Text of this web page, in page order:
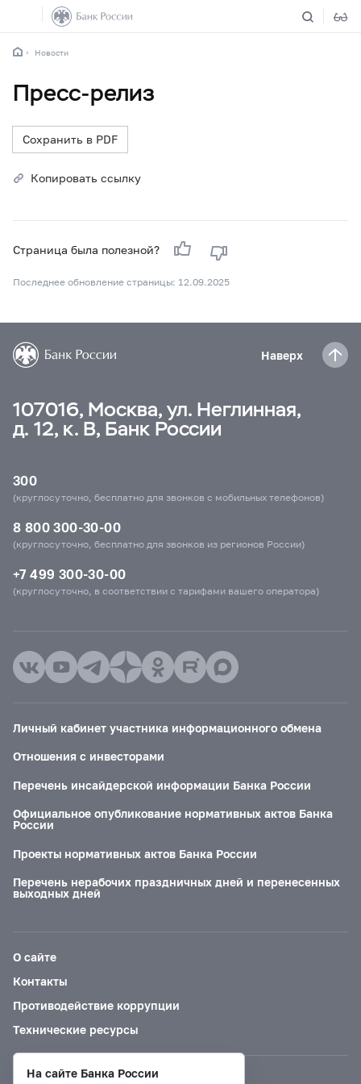
Новости
Пресс-релиз
Сохранить в PDF
Копировать ссылку
Страница была полезной?
Последнее обновление страницы: 12.09.2025
Наверх
107016, Москва, ул. Неглинная,
д. 12, к. В, Банк России
300
(круглосуточно, бесплатно для звонков с мобильных телефонов)
8 800 300-30-00
(круглосуточно, бесплатно для звонков из регионов России)
+7 499 300-30-00
(круглосуточно, в соответствии с тарифами вашего оператора)
Личный кабинет участника информационного обмена
Отношения с инвесторами
Перечень инсайдерской информации Банка России
Официальное опубликование нормативных актов Банка
России
Проекты нормативных актов Банка России
Перечень нерабочих праздничных дней и перенесенных
выходных дней
О сайте
Контакты
Противодействие коррупции
Технические ресурсы
На сайте Банка России